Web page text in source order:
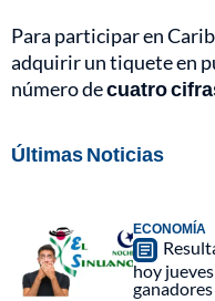
Para participar en
adquirir un tiquete en
número decuatro
Últimas Noticias
ECONOMÍA
hoy
ganadores